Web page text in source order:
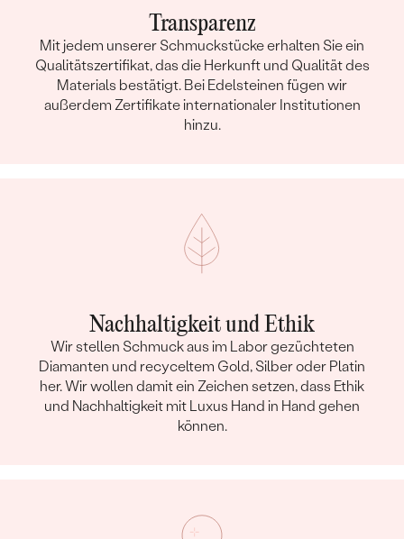
Transparenz
Mit jedem unserer Schmuckstücke erhalten Sie ein
Qualitätszertifikat, das die Herkunft und Qualität des
Materials bestätigt. Bei Edelsteinen fügen wir
außerdem Zertifikate internationaler Institutionen
hinzu.
Nachhaltigkeit und Ethik
Wir stellen Schmuck aus im Labor gezüchteten
Diamanten und recyceltem Gold, Silber oder Platin
her. Wir wollen damit ein Zeichen setzen, dass Ethik
und Nachhaltigkeit mit Luxus Hand in Hand gehen
können.